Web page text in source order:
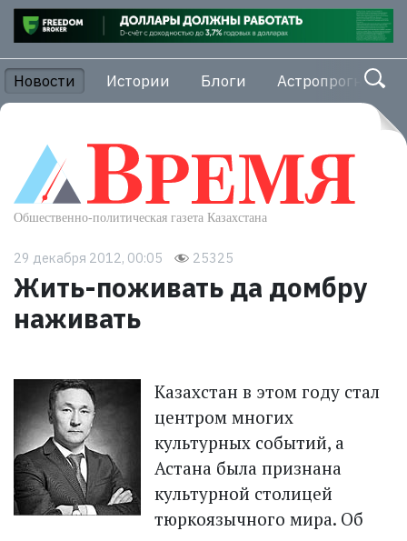
Новости Истории Блоги Астропрогноз
29 декабря 2012, 00:05 25325
Жить-поживать да домбру
наживать
Казахстан в этом году стал
центром многих
культурных событий, а
Астана была признана
культурной столицей
тюркоязычного мира. Об